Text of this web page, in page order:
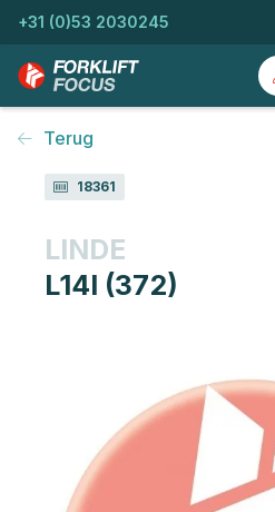
+31 (0)53 2030245
Terug
18361
LINDE
L14I (372)